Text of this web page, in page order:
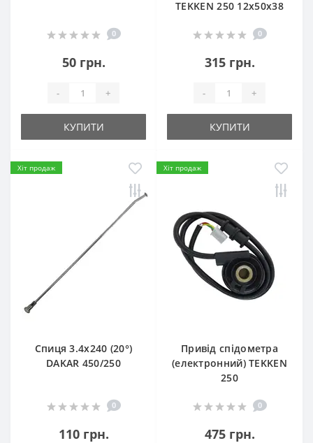
0
50 грн.
- +
КУПИТИ
TEKKEN 250 12х50х38
0
315 грн.
- +
КУПИТИ
Хіт продаж
Спиця 3.4х240 (20°)
DAKAR 450/250
0
110 грн.
Хіт продаж
Привід спідометра
(електронний) TEKKEN
250
0
475 грн.